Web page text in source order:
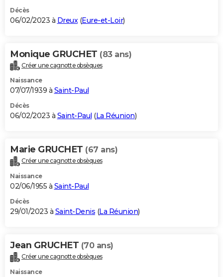
Décès
06/02/2023 à Dreux (Eure-et-Loir)
Monique GRUCHET (83 ans)
Créer une cagnotte obsèques
Naissance
07/07/1939 à Saint-Paul
Décès
06/02/2023 à Saint-Paul (La Réunion)
Marie GRUCHET (67 ans)
Créer une cagnotte obsèques
Naissance
02/06/1955 à Saint-Paul
Décès
29/01/2023 à Saint-Denis (La Réunion)
Jean GRUCHET (70 ans)
Créer une cagnotte obsèques
Naissance